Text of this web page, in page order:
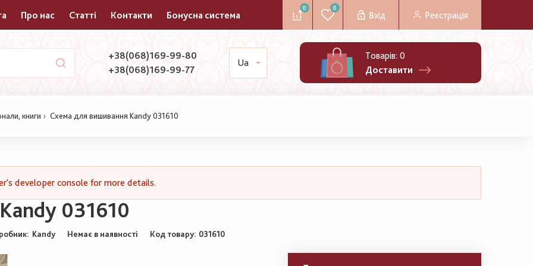
Про нас Статті Контакти Бонусна система
0 0
Вхід Реєстрація
+38(068)169-99-80
+38(068)169-99-77
Ua
Товарів: 0
Доставити
книги Схема для вишивання Kandy 031610
developer console for more details.
031610
Kandy Немає в наявності Код товару 031610